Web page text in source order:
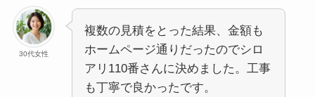
30代女性
複数の見積をとった結果、金額も
ホームページ通りだったのでシロ
アリ110番さんに決めました。工事
も丁寧で良かったです。